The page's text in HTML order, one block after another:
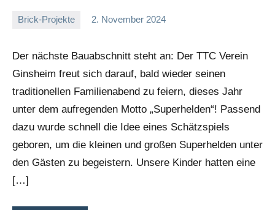
Brick-Projekte 2. November 2024
Der nächste Bauabschnitt steht an: Der TTC Verein
Ginsheim freut sich darauf, bald wieder seinen
traditionellen Familienabend zu feiern, dieses Jahr
unter dem aufregenden Motto „Superhelden“! Passend
dazu wurde schnell die Idee eines Schätzspiels
geboren, um die kleinen und großen Superhelden unter
den Gästen zu begeistern. Unsere Kinder hatten eine
[…]